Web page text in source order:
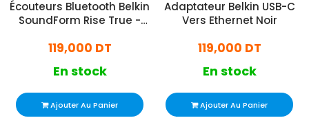
Écouteurs Bluetooth Belkin
SoundForm Rise True -
119,000 DT
En stock
Ajouter Au Panier
Adaptateur Belkin USB-C
Vers Ethernet Noir
119,000 DT
En stock
Ajouter Au Panier